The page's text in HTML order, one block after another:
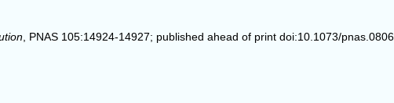
, PNAS 105:14924-14927; published ahead of print doi:10.1073/